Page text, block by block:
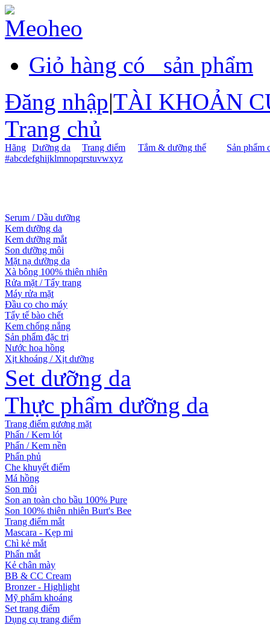
Giỏ hàng có
sản phẩm
Đăng nhập|TÀI KHOẢN
Trang chủ
Hãng Dưỡng da Trang điểm Tắm & dưỡng thể
Sản phẩm
#abcdefghijklmnopqrstuvwxyz
Serum / Dầu dưỡng
Kem dưỡng da
Kem dưỡng mắt
Son dưỡng môi
Mặt nạ dưỡng da
Xà bông 100% thiên nhiên
Rửa mặt / Tẩy trang
Máy rửa mặt
Đầu cọ cho máy
Tẩy tế bào chết
Kem chống nắng
Sản phẩm đặc trị
Nước hoa hồng
Xịt khoáng / Xịt dưỡng
Set dưỡng da
Thực phẩm dưỡng da
Trang điểm gương mặt
Phấn / Kem lót
Phấn / Kem nền
Phấn phủ
Che khuyết điểm
Má hồng
Son môi
Son an toàn cho bầu 100% Pure
Son 100% thiên nhiên Burt's Bee
Trang điểm mắt
Mascara - Kẹp mi
Chì kẻ mắt
Phấn mắt
Kẻ chân mày
BB & CC Cream
Bronzer - Highlight
Mỹ phẩm khoáng
Set trang điểm
Dụng cụ trang điểm